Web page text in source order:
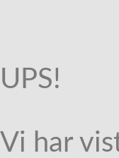
UPS!
Vi har